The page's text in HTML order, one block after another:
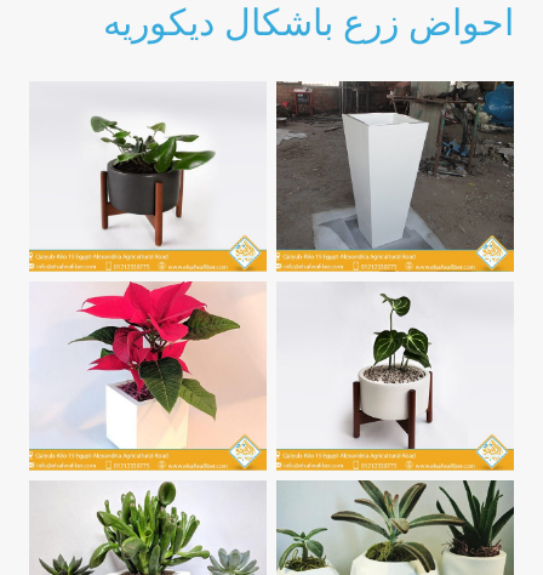
احواض زرع باشكال ديكوريه